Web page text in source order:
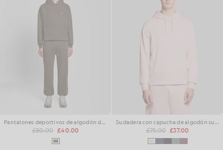
Pantalones deportivos de algodón de lavado grueso
£80.00 £40.00
Sudadera con capucha de algodón superfino con tejido de rizo.
£75.00 £37.00